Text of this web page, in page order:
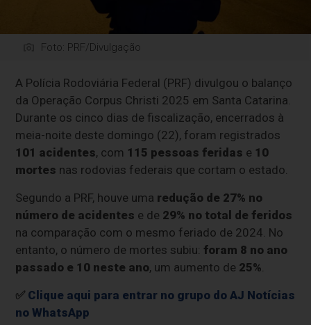
Foto: PRF/Divulgação
A Polícia Rodoviária Federal (PRF) divulgou o balanço
da Operação Corpus Christi 2025 em Santa Catarina.
Durante os cinco dias de fiscalização, encerrados à
meia-noite deste domingo (22), foram registrados
101 acidentes, com 115 pessoas feridas e 10
mortes nas rodovias federais que cortam o estado.
Segundo a PRF, houve uma redução de 27% no
número de acidentes e de 29% no total de feridos
na comparação com o mesmo feriado de 2024. No
entanto, o número de mortes subiu: foram 8 no ano
passado e 10 neste ano, um aumento de 25%
✅ Clique aqui para entrar no grupo do AJ Notícias
no WhatsApp